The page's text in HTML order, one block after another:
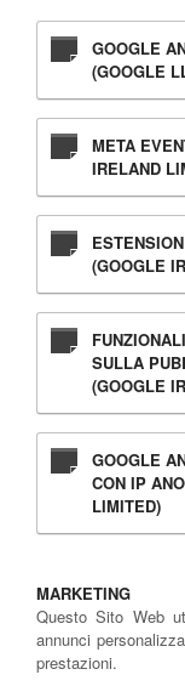
GOOGLE
(GOOGLE
META
IRELAND
(GOOGLE
SULLA
(GOOGLE
GOOGLE
CON IP
LIMITED)
MARKETING
Questo Sito Web
annunci
prestazioni.